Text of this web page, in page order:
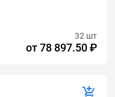
32 шт
от78 897.50 ₽